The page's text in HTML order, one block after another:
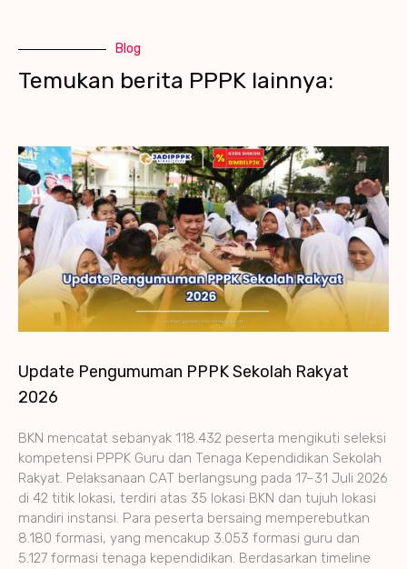
Blog
Temukan berita PPPK lainnya:
Update Pengumuman PPPK Sekolah Rakyat
2026
BKN mencatat sebanyak 118.432 peserta mengikuti seleksi
kompetensi PPPK Guru dan Tenaga Kependidikan Sekolah
Rakyat. Pelaksanaan CAT berlangsung pada 17–31 Juli 2026
di 42 titik lokasi, terdiri atas 35 lokasi BKN dan tujuh lokasi
mandiri instansi. Para peserta bersaing memperebutkan
8.180 formasi, yang mencakup 3.053 formasi guru dan
5.127 formasi tenaga kependidikan. Berdasarkan timeline